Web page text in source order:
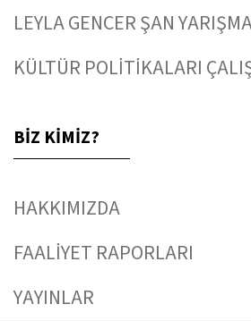
LEYLA GENCER ŞAN
KÜLTÜR POLİTİKALARI
BİZ KİMİZ?
HAKKIMIZDA
FAALİYET RAPORLARI
YAYINLAR